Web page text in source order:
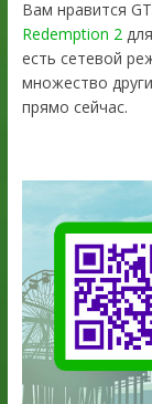
Вам нравится
Redemption 2
есть сетевой
множество
прямо сейчас.